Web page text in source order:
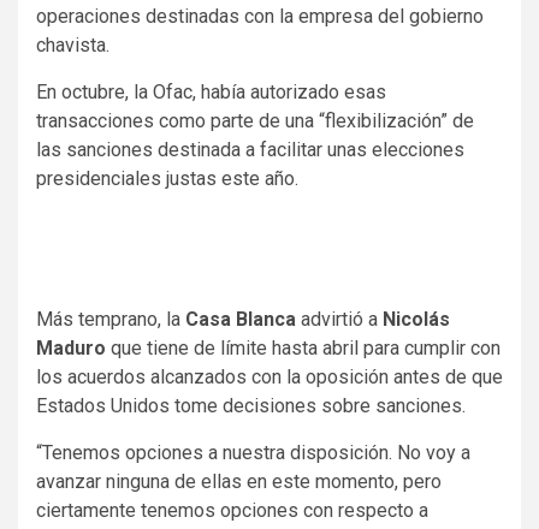
operaciones destinadas con la empresa del gobierno
chavista.
En octubre, la Ofac, había autorizado esas
transacciones como parte de una “flexibilización” de
las sanciones destinada a facilitar unas elecciones
presidenciales justas este año.
Más temprano, la Casa Blanca advirtió a Nicolás
Maduro que tiene de límite hasta abril para cumplir con
los acuerdos alcanzados con la oposición antes de que
Estados Unidos tome decisiones sobre sanciones.
“Tenemos opciones a nuestra disposición. No voy a
avanzar ninguna de ellas en este momento, pero
ciertamente tenemos opciones con respecto a